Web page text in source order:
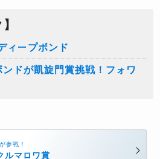
ィープボンド
ドが凱旋門賞挑戦！フォワ
参戦！
ルマロワ賞